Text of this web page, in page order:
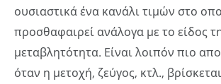
ουσιαστικά ένα κανάλι τιμών στο
προσθαφαιρεί ανάλογα με το είδος
μεταβλητότητα. Είναι λοιπόν πιο
όταν η μετοχή, ζεύγος, κτλ.,